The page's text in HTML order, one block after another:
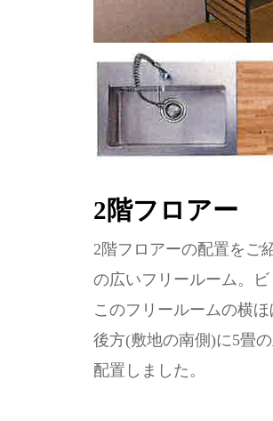
2階フロアー
2階フロアーの配置をご
の広いフリールーム。
このフリールームの横
後方(敷地の南側)に5畳
配置しました。